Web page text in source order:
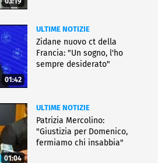
01:42
ULTIME NOTIZIE
Zidane nuovo ct della
Francia: "Un sogno, l'ho
sempre desiderato"
01:04
ULTIME NOTIZIE
Patrizia Mercolino:
"Giustizia per Domenico,
fermiamo chi insabbia"